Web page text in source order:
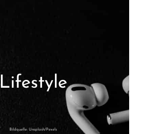
Lifestyle
Bildquelle: Unsplash/Pexels